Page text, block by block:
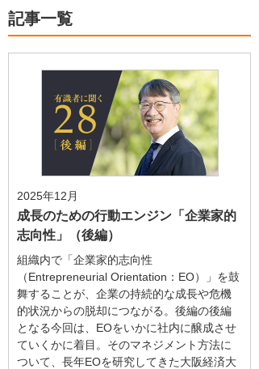
記事一覧
2025年12月
成長のための行動エンジン「企業家的
志向性」（後編）
組織内で「企業家的志向性
（Entrepreneurial Orientation：EO）」を鼓
舞することが、企業の持続的な成長や危機
的状況からの脱却につながる。後編の後編
となる今回は、EOをいかに社内に醸成させ
ていくかに着目。そのマネジメント方法に
ついて、長年EOを研究してきた大阪経済大